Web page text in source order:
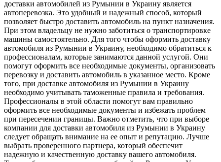
доставки автомобилей из Румынии в Украину является
автоперевозка. Это удобный и надежный способ, который
позволяет быстро доставить автомобиль на пункт назначения.
При этом владельцу не нужно заботиться о транспортировке
машины самостоятельно. Для того чтобы оформить доставку
автомобиля из Румынии в Украину, необходимо обратиться к
профессионалам, которые занимаются данной услугой. Они
помогут оформить все необходимые документы, организовать
перевозку и доставить автомобиль в указанное место. Кроме
того, при доставке автомобиля из Румынии в Украину
необходимо учитывать таможенные правила и требования.
Профессионалы в этой области помогут вам правильно
оформить все необходимые документы и избежать проблем
при пересечении границы. Важно отметить, что при выборе
компании для доставки автомобиля из Румынии в Украину
следует обращать внимание на ее опыт и репутацию. Лучше
выбрать проверенного партнера, который обеспечит
надежную и качественную доставку вашего автомобиля.